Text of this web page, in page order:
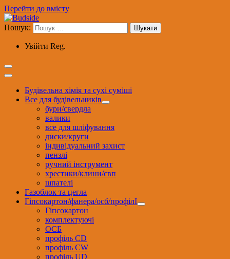
Перейти до вмісту
Пошук:
Увійти Reg.
Будівельна хімія та сухі суміші
Все для будівельників
бури/свердла
валики
все для шліфування
диски/круги
індивідуальний захист
пензлі
ручний інструмент
хрестики/клини/свп
шпателі
Газоблок та цегла
Гіпсокартон/фанера/осб/профілІ
Гіпсокартон
комплектуючі
ОСБ
профіль CD
профіль CW
профіль UD